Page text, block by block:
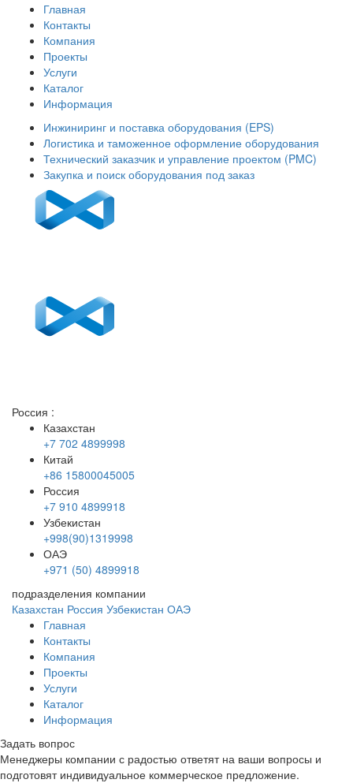
Главная
Контакты
Компания
Проекты
Услуги
Каталог
Информация
Инжиниринг и поставка оборудования (EPS)
Логистика и таможенное оформление оборудования
Технический заказчик и управление проектом (PMC)
Закупка и поиск оборудования под заказ
Россия :
Казахстан
+7 702 4899998
Китай
+86 15800045005
Россия
+7 910 4899918
Узбекистан
+998(90)1319998
ОАЭ
+971 (50) 4899918
подразделения компании
Казахстан Россия Узбекистан ОАЭ
Главная
Контакты
Компания
Проекты
Услуги
Каталог
Информация
Задать вопрос
Менеджеры компании с радостью ответят на ваши вопросы и
подготовят индивидуальное коммерческое предложение.